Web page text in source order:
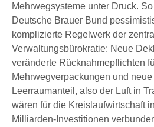
Mehrwegsysteme unter Druck.
Deutsche Brauer Bund
komplizierte Regelwerk der
Verwaltungsbürokratie: Neue
veränderte Rücknahmepflichten
Mehrwegverpackungen und
Leerraumanteil, also der Luft in
wären für die Kreislaufwirtschaft
Milliarden-Investitionen